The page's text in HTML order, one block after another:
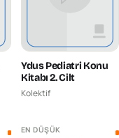
Ydus Pediatri Konu
Kitabı 2. Cilt
Kolektif
EN DÜŞÜK